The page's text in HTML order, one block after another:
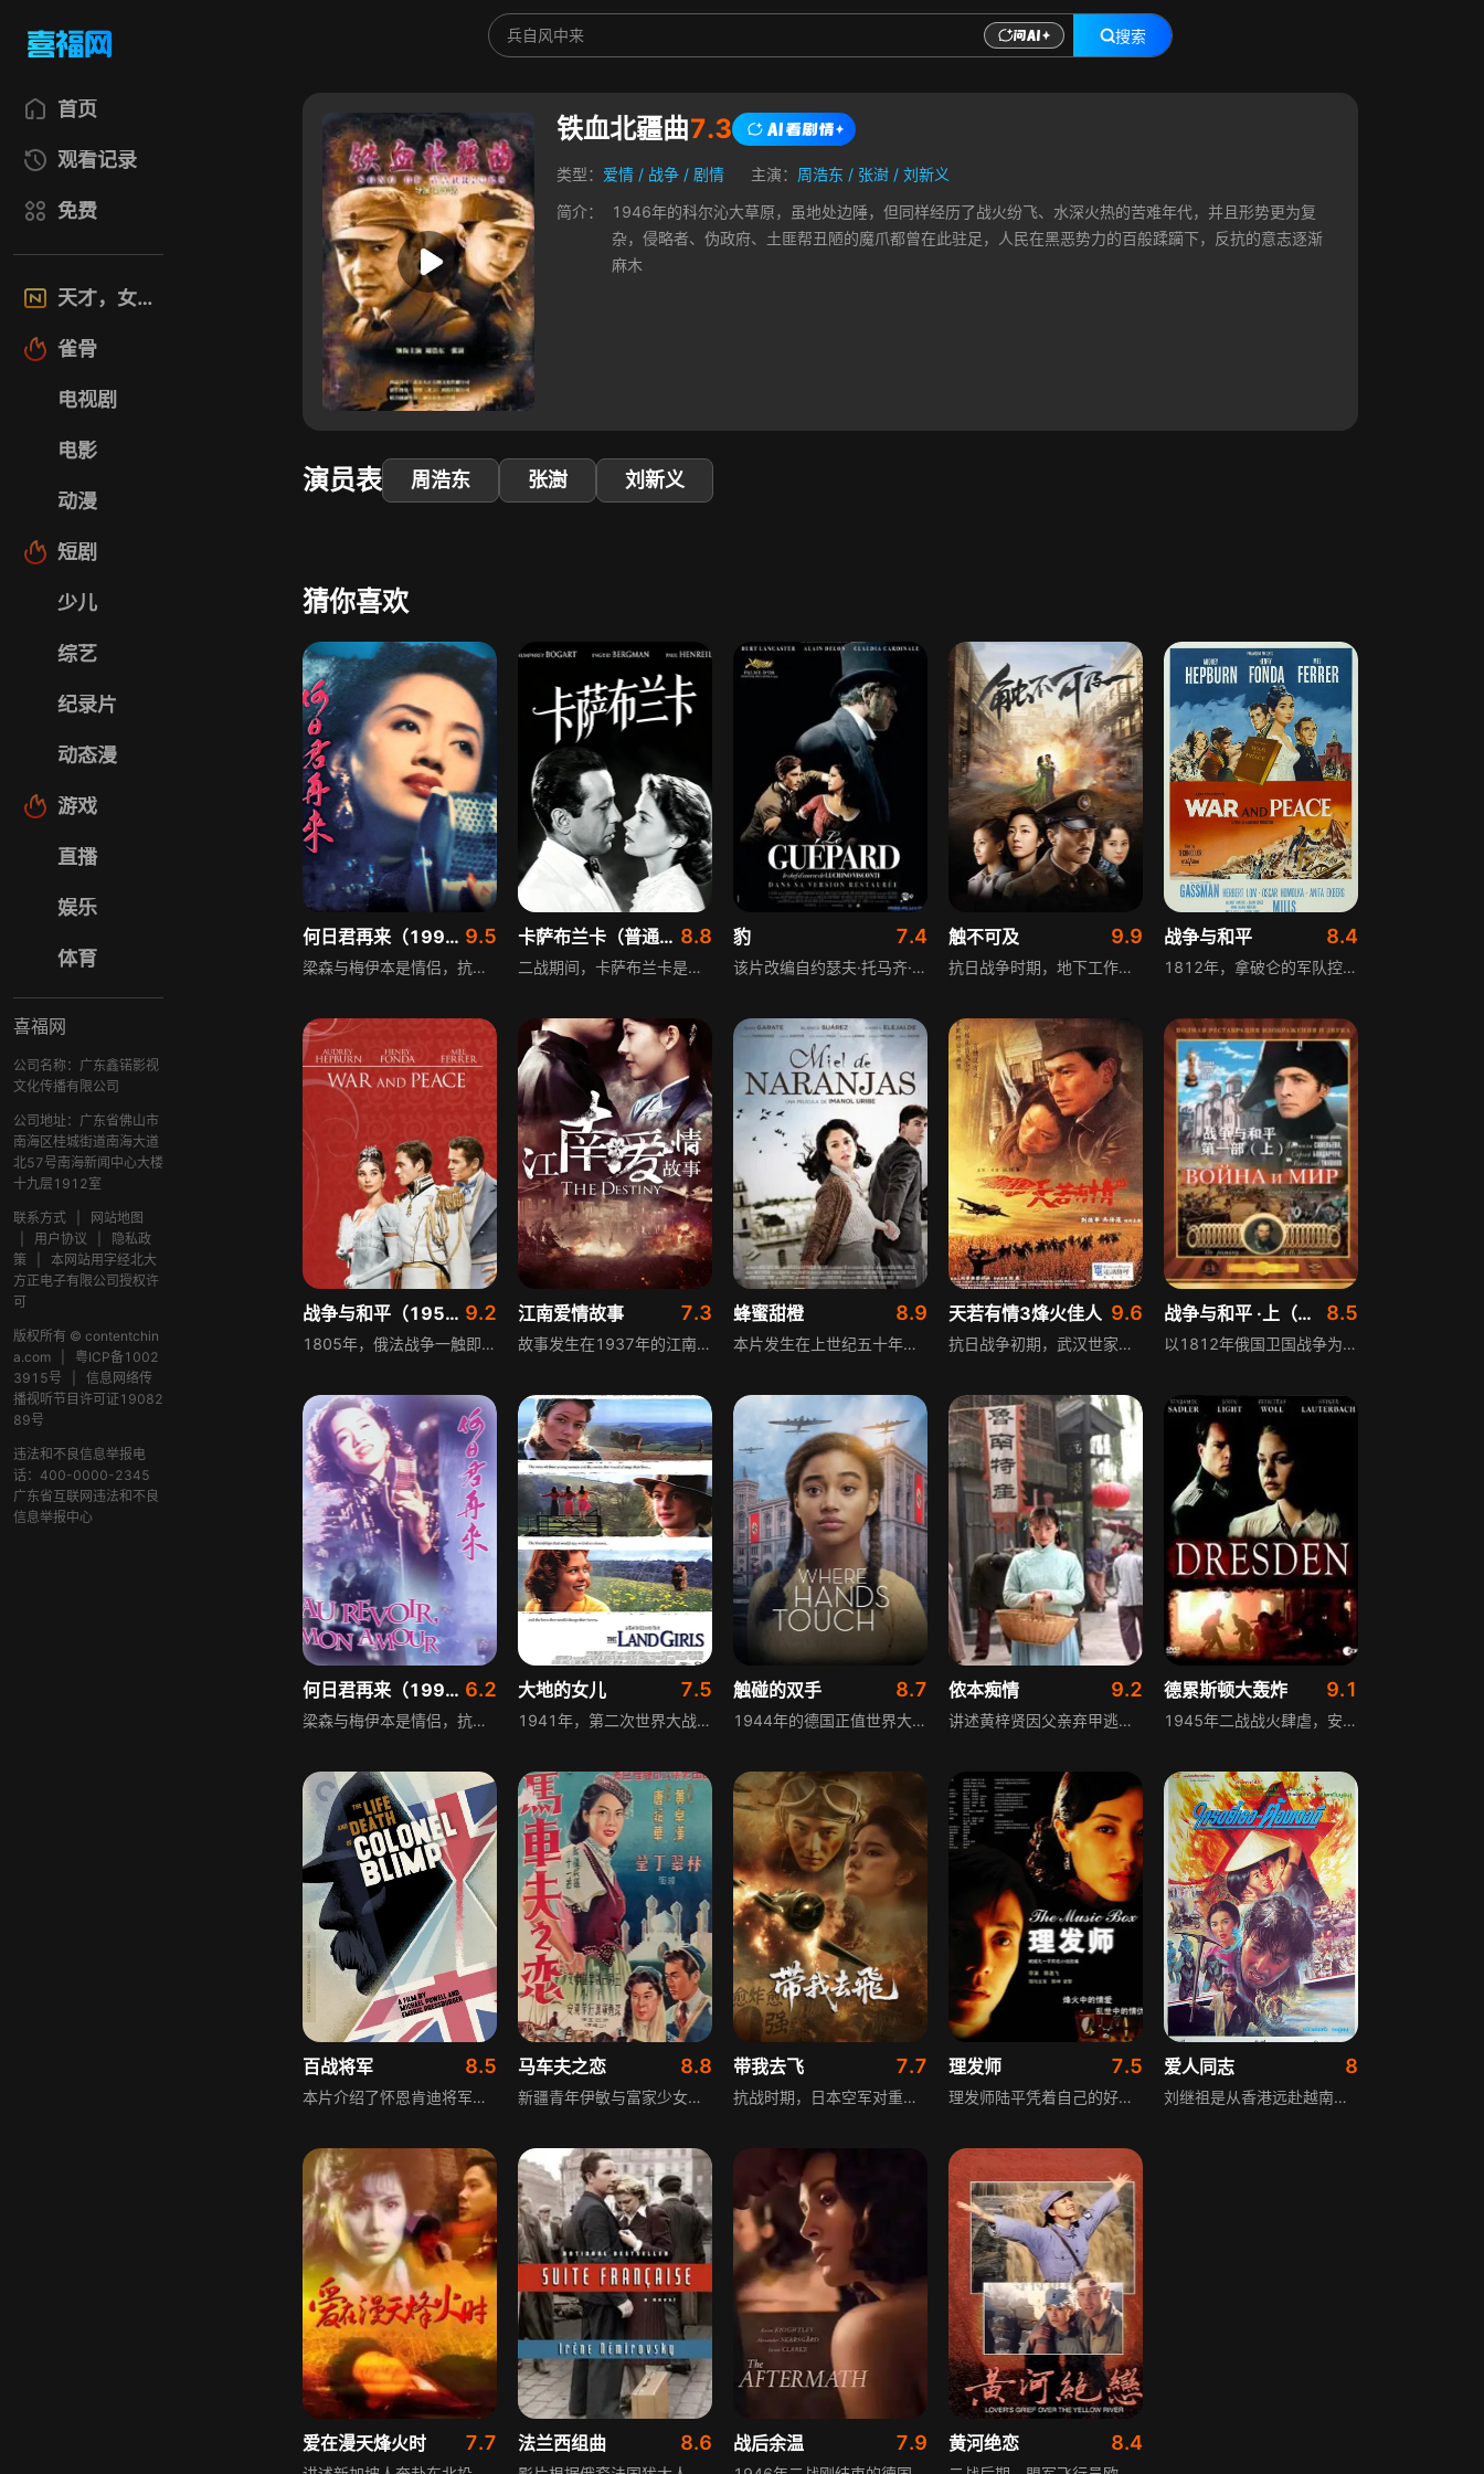
搜索
首页
观看记录
免费
天才，女友
雀骨
电视剧
电影
动漫
短剧
少儿
综艺
纪录片
动态漫
游戏
直播
娱乐
体育
喜福网
公司名称：广东鑫锘影视
文化传播有限公司
公司地址：广东省佛山市
南海区桂城街道南海大道
北57号南海新闻中心大楼
十九层1912室
联系方式
网站地图
用户协议
隐私政
策
本网站用字经北大
方正电子有限公司授权许
可
版权所有 © contentchin
a.com
粤ICP备1002
3915号
信息网络传
播视听节目许可证19082
89号
违法和不良信息举报电
话：400-0000-2345
广东省互联网违法和不良
信息举报中心
铁血北疆曲7.3
类型： 爱情 / 战争 / 剧情 主演： 周浩东 / 张澍 / 刘新义
简介：
1946年的科尔沁大草原，虽地处边陲，但同样经历了战火纷飞、水深火热的苦难年代，并且形势更为复
杂，侵略者、伪政府、土匪帮丑陋的魔爪都曾在此驻足，人民在黑恶势力的百般蹂躏下，反抗的意志逐渐
麻木
演员表 周浩东 张澍 刘新义
猜你喜欢
何日君再来（1991）（粤语） 9.5
梁森与梅伊本是情侣，抗日战争爆发时，梁森放下儿女私情投身地下工作。五年后，梁森奉命到上海活动，重逢已成为红歌星的梅伊，两人旧情复燃，梅伊怀孕。不久太平洋战争爆发，上海陷入战火，梅伊失业，得到暗恋她的日本大使馆人员赤井英和照顾，两人假结婚。
卡萨布兰卡（普通话） 8.8
二战期间，卡萨布兰卡是欧洲逃往美国的必经之地，那里鱼龙混杂，局势紧张。瑞克是一个神秘的商人，他在卡萨布兰卡开了一家人气很旺的夜总会，并拥有两张宝贵的通行证。一天，反纳粹人士维克多和妻子伊尔莎来到夜总会，原来他们正在逃避纳粹的追捕。瑞克发现，伊尔莎竟然是他的旧日情人。那段爱曾经刻骨铭心，却因为一个误会而终止。
豹 7.4
该片改编自约瑟夫·托马齐·迪·兰佩杜萨同名长篇小说，讲述19世纪60年代意大利统一期间，以“豹”为族徽的家族及其族长萨利纳亲王在革命中的命运漂泊与自救挣扎。影片以细腻的笔触展现时代变迁下贵族家族的兴衰，探讨权力、情感与命运的交织，兼具历史厚重感与人性深度。
触不可及 9.9
抗日战争时期，地下工作者傅经年有着双重特工身份，他和拍档“影子”原本要进行最后一次合作，可随着接头人“回声”被傅经年的上司——中统特务头子纪曾恩捕获，两人均面临重大威胁。危急关头影子牺牲自己解救傅经年，真相被影子收养的义妹宁待看在眼里。随着深入接触和一系列事件纠葛，宁待与傅经年宿命般相爱，可国仇家恨又使两人分离。抗战结束后，纪夫人给傅经年介绍了好姐妹卢秋漪，此时宁待又出现，双重身份、国共两党的纠葛让傅经年面对爱情无法触及，组织任务让他面临艰难抉择。
战争与和平 8.4
1812年，拿破仑的军队控制大部分的欧洲国家。在为数不多未被征服的国家中，俄国打算联合奥地利一起进行殊死抵抗。贵族安德烈公爵就是这样怀揣一腔抱负的俄国军官。然而安德烈的挚友皮埃尔公爵却毫不关心战事。他在父亲临终前成为遗产继承人，与贵族之女海伦结婚，却在婚后不久发现性格不合而分居。安德烈战役失败被释放归家看望难产而死的妻子。几个月后，彼埃尔与罗斯托夫伯爵一家在去打猎，叫上了安德烈。安德烈对伯爵的女儿娜塔莎一见钟情。不久，娜塔莎接受了安德烈的求婚，然而安德烈很快重返军队。海伦的弟弟阿纳托里趁虚而入，骗得娜塔莎的爱，唆使娜塔莎与他私奔。俄法战争开始，娜塔莎遇到了深受重伤的安德烈，安德烈在临死前原谅了娜塔莎的背叛。战争结束后，皮埃尔回到了莫斯科，与娜塔莎结合在了一起。
战争与和平（1957） 9.2
1805年，俄法战争一触即发，但俄国上层社会却依旧歌舞升平。女主人公娜塔莎是一个贵族小姐，年轻貌美，天真活泼，能歌善舞。哥哥尼古拉是一名英俊的骠骑兵军官。娜塔莎的朋友皮埃尔也是贵族，他刚从法国留学归来，对未来尚无打算，常出入于社交场所和在赌桌上消磨时光。不久被一位公爵看中，并被安排与公爵女儿海伦结婚，但婚后不久，两人性格不合而分居。
江南爱情故事 7.3
故事发生在1937年的江南古镇，年轻女子雨莲嫁进殷家当天，素未谋面的丈夫明轩逃婚加入抗日队伍。顾及家族脸面，殷家决定让弟弟明皓代替哥哥拜堂成亲，危机暂时化解，却在一对不可能在一起的人心中埋下爱情的种子。随着时间推移，战火烧到南方，在传统与道德的夹击下，雨莲和明皓的爱情像这片土地一样遭到了无情的摧残。
蜂蜜甜橙 8.9
本片发生在上世纪五十年代，佛朗哥统治之下的安达卢西亚。恩里克与卡门一见钟情，坠入了爱河。卡门通过自己叔父的关系，为恩里克在当地政府谋得了一个军官的职位。然而对于每天面对的不公，恩里克无法无动于衷，他决定加入叛军，反抗不公的国家机器。在他参与的行动过程中，遇到越来越多志同道合的战斗伙伴，甚至发现他的女友卡门就是叛军的首领。在一次执行任务中，他们得到监狱看管的帮助，解救了一名伙伴被囚禁的儿子，但他们却不得不逃离西班牙…
天若有情3烽火佳人 9.6
抗日战争初期，武汉世家刘家二公子刘天伟任空军飞行少尉，执行任务时遇日军受伤，迫降山村被村姑小禾救回，两人相爱却遭村长反对。天伟带小禾离开未果，回基地途中遇敌机，同僚误解他，家人却为他办欢迎仪式。国民政府迁重庆，天伟参加轰炸日军的死亡任务，小禾到武汉等他，最终天伟奇迹般飞回基地。
战争与和平 ·上（译制配音版） 第1季 8.5
以1812年俄国卫国战争为核心背景，围绕贵族小姐娜塔莎、贵族青年皮埃尔与安德烈公爵三人的情感纠葛展开叙事，串联起1805年至1820年间俄国的诸多重大历史事件，通过贵族阶层的命运沉浮，全景式展现该时期俄国的社会风貌、阶层状态与时代变迁，是兼具历史厚重感与情感张力的经典译制影视。
何日君再来（1991） 6.2
梁森与梅伊本是情侣，抗日战争爆发时，梁森抛弃儿女私情参加地下工作。五年后，梁森奉命到上海活动，重遇已成为红歌星的梅伊，两人旧情复炽，梅伊因而怀孕。不料太平洋战争爆发，上海陷入战火，梅伊失业时得暗恋她的日本大使馆赤井英和照顾，两人假结婚。
大地的女儿 7.5
1941年，第二次世界大战战火正炽，英国的年轻男子纷纷被徵召赴前线作战。于是在后方的家乡，有一群英国年轻女子所组成「妇女家乡工作服务队」，她们的工作是被分派到全国各地，到乡间的农场进行各种农事。在这项工作的号召下，三个年轻貌美、完全不同背景出身的女孩子，一同来到多塞特乡间的农庄。史黛拉是一个浪漫的大家闺秀，她的未婚夫在海军服务。剑桥大学研究生艾格既聪明又任性，对世事却有些懵懂无知。擅于打情骂俏的蒲如则是专业的美发师，她的老练世故，使大家几乎都忘了她纯真的一面
触碰的双手 8.7
1944年的德国正值世界大战，少女蕾娜的母亲是德国人、父亲是非裔，她因为肤色饱受压迫；然而，她和希特勒的青年军鲁兹情不自禁地坠入爱河，为此两人更陷入险地...
侬本痴情 9.2
讲述黄梓贤因父亲弃甲逃逸致宛平城千名百姓惨死，为家族争荣弃笔从戎，随叔父黄基立师长抗日。黄师再驻宛平，梓贤遇镇长之女茹莺，茹莺恨黄师，因未婚夫全家因黄父弃城遭难，她坚信未婚夫未死。为百姓安危，茹莺嫁梓贤，两人在政治婚姻里互相折磨又彼此温暖，梓贤最终战死，还了父债，也得茹莺真情。
德累斯顿大轰炸 9.1
1945年二战战火肆虐，安娜与罗勃在德累斯顿相遇。安娜是德国医院院长的掌上明珠，在家人与未婚夫的呵护下成长，心怀救助他人的善良；罗勃是英国皇家空军的轰炸机机师，任务失败后坠毁在德累斯顿。安娜救了罗勃，善良温暖打动了他，两人逐渐靠近。当安娜发现罗勃的真实身份后，面临艰难抉择：是选择罗勃，还是接受未婚夫的求婚。
百战将军 8.5
本片介绍了怀恩肯迪将军坎坷但荣耀的一生，即使在残酷的战争中他也从没放弃过尊严和绅士风度。南非战争回来的肯迪来到了德国，在那里他遇到了一个在当地做家庭教师的英国女孩亨特小姐，两人因为工作的关系走在了一起，并在人前出双入对，但有一天曾与肯迪因为亨特而决斗过的德国军官再次向他挑战，四十年后他们还谈及此事。残酷的战争扭曲了不少人的心灵，也创造了许多伟大的友谊，曾经是战场上的敌人、坐上宾、情场上的对手，最后还是忘年之交。
马车夫之恋 8.8
新疆青年伊敏与富家少女玛丽汉相恋，因伊敏是马车夫之子遭玛父反对，伊敏离乡求取功名。玛父受迫将女儿许配富豪布拉特，五年后伊敏荣归，布拉特逼婚，两人决斗，伊敏不愿伤人中枪，玛父被感动成全二人，伊敏随后投身军旅，期待战后再续前缘。
带我去飞 7.7
抗战时期，日本空军对重庆实施残酷大轰炸。一位中国空军王牌飞行员随队与日寇展开了英勇的空中搏杀，累立战功。随后日军将先进的零式战机引入战场，危机时刻，王牌飞行员给恋人写下绝笔信，毅然升空，向死而生……
理发师 7.5
理发师陆平凭着自己的好手艺在大上海过着平凡的生活。日军侵占上海之后，一次意外的事故使他不得不远走他乡，自此开始了长达半生的颠沛流离。逃往江南古镇之后，陆平遇到了一位美丽的江南女子宋嘉仪，俩人一见钟情，无奈宋嘉仪婚约在先，其父宋丰年也想借女儿在那个特殊的年代里有个依靠，将宋嘉仪嫁给了国民党军官叶江天，嫁为人妇的宋嘉仪从未停止对陆平的爱恋，而陆平在颠沛流离的大半生除了自己的手艺始终没有放下的还有这份感情。一生情缘，半世坎坷，乱世之中这对有情人如歌如泣般演绎着他们的人生与爱恋……
爱人同志 8
刘继祖是从香港远赴越南公干的记者，在那里，他遇见了名为阮红的翻译官。一次偶然中，刘继祖出了车祸被捕入狱，所幸得到了阮红的出手相助才免去了牢狱之灾，两人就此成为了朋友。某日，刘继祖在误打误撞之中走进了示威游行的队伍中去，被误认为是学生运动的领袖而遭到了当地军队的逮捕，被判入狱三年。和刘继祖一起被关起来的，还有阮红的弟弟。为了救弟弟，阮红和刘继祖里应外合，策划了越狱行动，哪知道在此过程中，阮红的弟弟不幸丧生。不知道经历了几番艰难险阻，刘继祖一行人总算抵达了安全地带。
爱在漫天烽火时 7.7 法兰西组曲 8.6 战后余温 7.9 黄河绝恋 8.4